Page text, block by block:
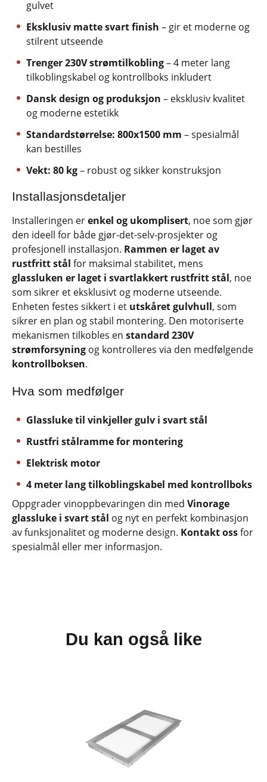
gulvet
Eksklusiv matte svart finish – gir et moderne og
stilrent utseende
Trenger 230V strømtilkobling– 4 meter lang
tilkoblingskabel og kontrollboks inkludert
Dansk design og produksjon – eksklusiv kvalitet
og moderne estetikk
Standardstørrelse: 800x1500 mm – spesialmål
kan bestilles
Vekt: 80 kg– robust og sikker konstruksjon
Installasjonsdetaljer
Installeringen erenkel og ukomplisert, noe som gjør
den ideell for både gjør-det-selv-prosjekter og
profesjonell installasjon. Rammen er laget av
rustfritt stål for maksimal stabilitet, mens
glassluken er laget i svartlakkert rustfritt stål, noe
som sikrer et eksklusivt og moderne utseende.
Enheten festes sikkert i et utskåret gulvhull, som
sikrer en plan og stabil montering. Den motoriserte
mekanismen tilkobles en standard 230V
strømforsyning og kontrolleres via den medfølgende
kontrollboksen.
Hva som medfølger
Glassluke til vinkjeller gulv i svart stål
Rustfri stålramme for montering
Elektrisk motor
4 meter lang tilkoblingskabel med kontrollboks
Oppgrader vinoppbevaringen din med Vinorage
glassluke i svart stål og nyt en perfekt kombinasjon
av funksjonalitet og moderne design. Kontakt ossfor
spesialmål eller mer informasjon.
Du kan også like